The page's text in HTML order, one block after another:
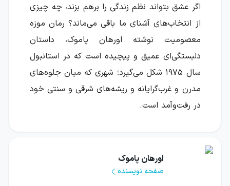
اگر عشق بتواند نظم زندگی را برهم بزند، چه چیزی
از انتخاب‌های آشنای ما باقی می‌ماند؟ رمان موزه
معصومیت نوشته اورهان پاموک، داستان
دلبستگی‌ای عمیق و پیچیده است که در استانبول
سال ۱۹۷۵ شکل می‌گیرد؛ شهری که میان جلوه‌های
مدرن و غرب‌گرایانه و ریشه‌های شرقی و سنتی خود
در رفت‌وآمد است.
خانواده‌ای اشرافی، با فوسون آشنا می‌شود؛ دختری
زیبا که فروشنده است و نسبت فامیلی دوری نیز با
اورهان پاموک
صفحه نویسنده